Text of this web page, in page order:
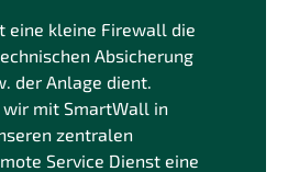
eine kleine Firewall die
Absicherung
der Anlage dient.
mit SmartWall in
zentralen
Service Dienst eine